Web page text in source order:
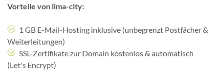
Vorteile von lima-city:
1 GB E-Mail-Hosting inklusive (unbegrenzt Postfächer &
Weiterleitungen)
SSL-Zertifikate zur Domain kostenlos & automatisch
(Let's Encrypt)